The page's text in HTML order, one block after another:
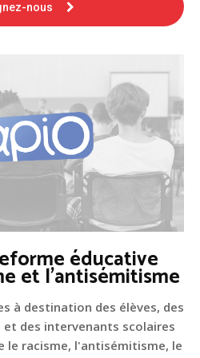
nous
éducative
et l'antisémitisme
à destination des élèves, des
des intervenants scolaires
le racisme, l'antisémitisme, le